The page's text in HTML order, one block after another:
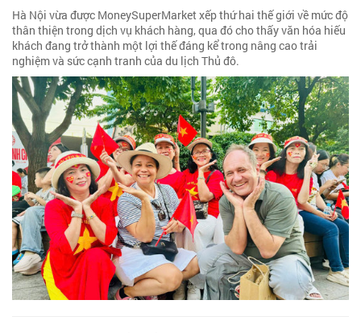
Hà Nội vừa được MoneySuperMarket xếp thứ hai thế giới về mức độ
thân thiện trong dịch vụ khách hàng, qua đó cho thấy văn hóa hiếu
khách đang trở thành một lợi thế đáng kể trong nâng cao trải
nghiệm và sức cạnh tranh của du lịch Thủ đô.